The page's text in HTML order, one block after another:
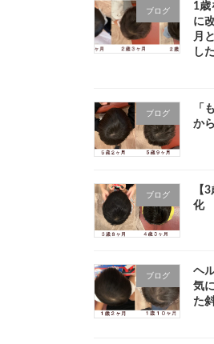
ブログ
1歳
に
月
した
ブログ
「
か
ブログ
【
化
ブログ
ヘ
気
た